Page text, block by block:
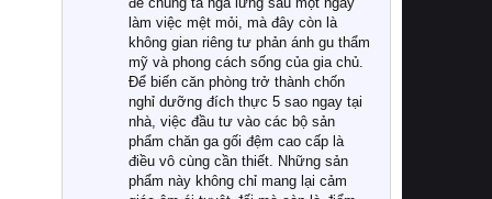
làm việc mệt mỏi, mà đây còn là
không gian riêng tư phản ánh gu thẩm
mỹ và phong cách sống của gia chủ.
Để biến căn phòng trở thành chốn
nghỉ dưỡng đích thực 5 sao ngay tại
nhà, việc đầu tư vào các bộ sản
phẩm chăn ga gối đệm cao cấp là
điều vô cùng cần thiết. Những sản
phẩm này không chỉ mang lại cảm